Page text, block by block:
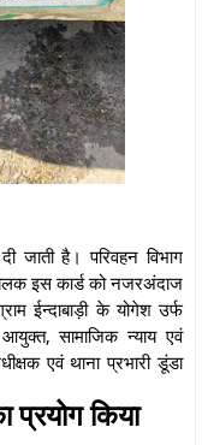
जाती है। परिवहन विभाग
इस कार्ड को नजरअंदाज
ईन्दाबाड़ी के योगेश उर्फ
आयुक्त, सामाजिक न्याय एवं
एवं थाना प्रभारी डूंडा
किया